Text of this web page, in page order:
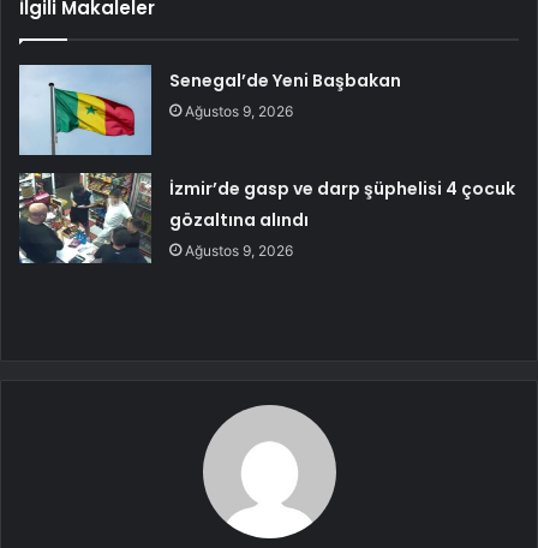
İlgili Makaleler
Senegal’de Yeni Başbakan
Ağustos 9, 2026
İzmir’de gasp ve darp şüphelisi 4 çocuk
gözaltına alındı
Ağustos 9, 2026